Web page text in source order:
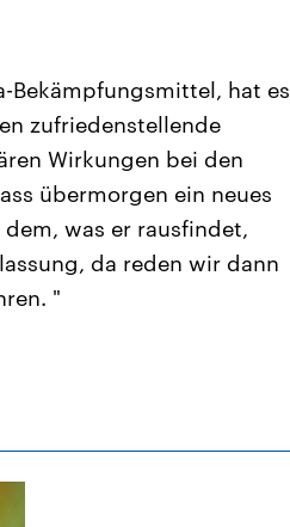
Bekämpfungsmittel, hat es
zufriedenstellende
Wirkungen bei den
übermorgen ein neues
was er rausfindet,
da reden wir dann
"